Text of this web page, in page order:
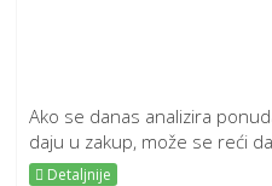
Ako se danas analizira
daju u zakup, može se reći
Detaljnije